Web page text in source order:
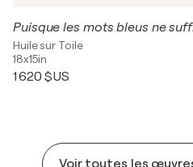
Huile sur Toile
18x15in
1 620 $US
Voir toutes les